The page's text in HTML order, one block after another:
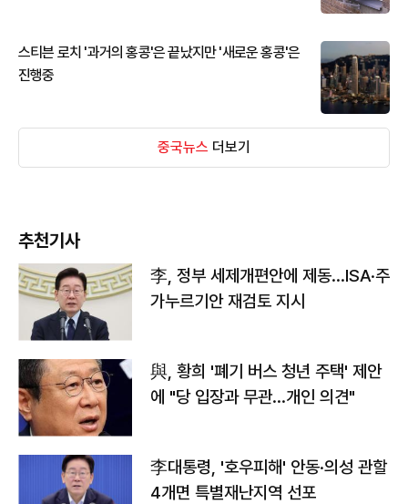
스티븐 로치 '과거의 홍콩'은 끝났지만 '새로운 홍콩'은
진행중
중국뉴스 더보기
추천기사
李, 정부 세제개편안에 제동…ISA·주
가누르기안 재검토 지시
與, 황희 '폐기 버스 청년 주택' 제안
에 "당 입장과 무관…개인 의견"
李대통령, '호우피해' 안동·의성 관할
4개면 특별재난지역 선포